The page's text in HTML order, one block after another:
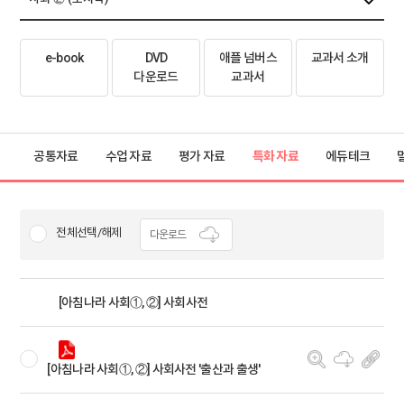
e-book
DVD
다운로드
애플 넘버스
교과서
교과서 소개
공통자료 수업 자료 평가 자료 특화 자료 에듀테크
전체선택/해제 다운로드
[아침나라 사회①, ②] 사회사전
[아침나라 사회①, ②] 사회사전 '출산과 출생'